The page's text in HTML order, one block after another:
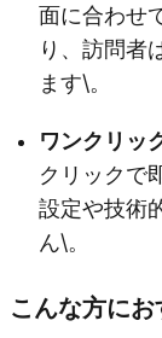
面に合わせ
り、訪問者
ます\。
ワンクリッ
クリックで
設定や技術
ん\。
こんな方にお